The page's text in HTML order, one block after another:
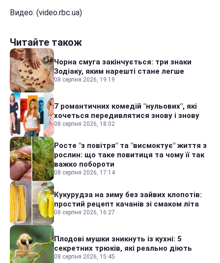
Видео: (video.rbc.ua)
Читайте також
Чорна смуга закінчується: три знаки
Зодіаку, яким нарешті стане легше
08 серпня 2026, 19:19
7 романтичних комедій "нульових", які
хочеться передивлятися знову і знову
08 серпня 2026, 18:02
Росте "з повітря" та "висмоктує" життя з
рослин: що таке повитиця та чому її так
важко побороти
08 серпня 2026, 17:14
Кукурудза на зиму без зайвих клопотів:
простий рецепт качанів зі смаком літа
08 серпня 2026, 16:27
Плодові мушки зникнуть із кухні: 5
секретних трюків, які реально діють
08 серпня 2026, 15:45